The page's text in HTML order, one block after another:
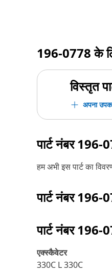
196-0778के
विस्तृत
अपना
पार्ट नंबर196-
हम अभी इस पार्ट का
पार्ट नंबर196-
पार्ट नंबर196-
एक्स्कैवेटर
330C L 330C